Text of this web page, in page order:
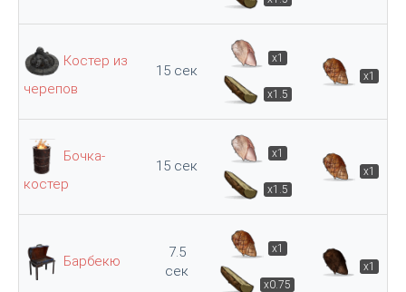
Костер из
черепов
15 сек
x1
x1.5
x1
Бочка-
костер
15 сек
x1
x1.5
x1
Барбекю
7.5
сек
x1
x0.75
x1